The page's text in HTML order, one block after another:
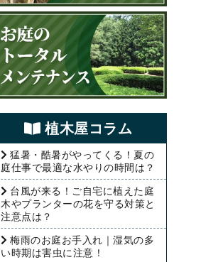
植⽊屋コラム
猛暑・酷暑がやってくる！夏の
庭仕事で最適な水やりの時間は？
台風が来る！ご自宅に植えた庭
木やプランターの花を守る対策と
注意点は？
梅雨のお庭お手入れ｜湿気の多
い時期は害虫に注意！